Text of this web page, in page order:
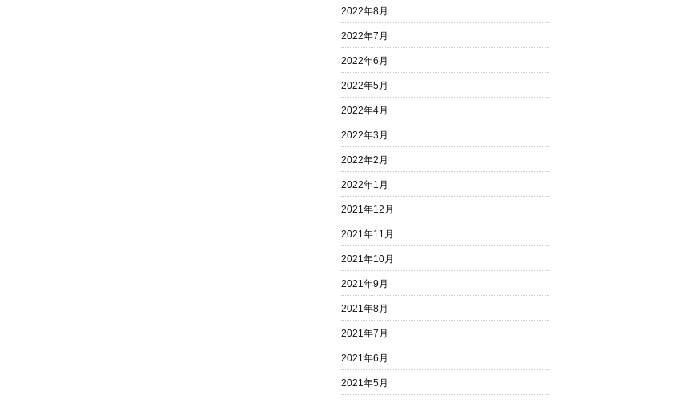
2022年8月
2022年7月
2022年6月
2022年5月
2022年4月
2022年3月
2022年2月
2022年1月
2021年12月
2021年11月
2021年10月
2021年9月
2021年8月
2021年7月
2021年6月
2021年5月